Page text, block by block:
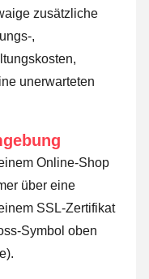
zusätzliche
,
unerwarteten
Online-Shop
über eine
SSL-Zertifikat
Symbol oben